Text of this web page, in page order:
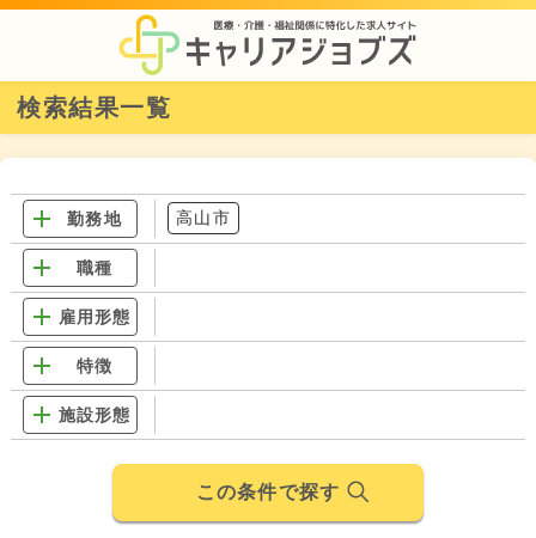
検索結果一覧
勤務地 高山市
職種
雇用形態
特徴
施設形態
この条件で探す